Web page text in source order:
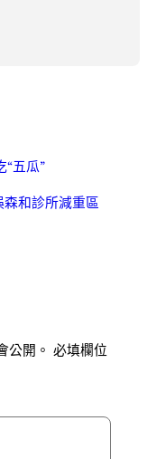
“五瓜”
和診所減重區
公開。 必填欄位